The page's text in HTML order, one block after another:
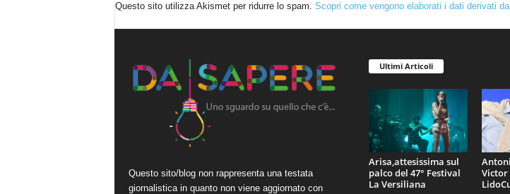
Questo sito utilizza Akismet per ridurre lo spam. Scopri come vengono elaborati i dati derivati
Questo sito/blog non rappresenta una testata
giornalistica in quanto non viene aggiornato con
Ultimi Articoli
Arisa,attesissima sul
palco del 47° Festival
La Versiliana
Victor